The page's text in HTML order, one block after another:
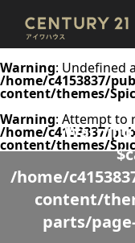
Warning: Undefined
/home/c4153837/
content/themes/
Warning: Attempt to
/home/c4153837/
content/themes/
Warning
/home/
content/
parts/